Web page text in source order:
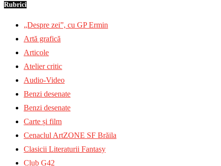
Rubrici
„Despre zei”, cu GP Ermin
Artă grafică
Articole
Atelier critic
Audio-Video
Benzi desenate
Benzi desenate
Carte și film
Cenaclul ArtZONE SF Brăila
Clasicii Literaturii Fantasy
Club G42